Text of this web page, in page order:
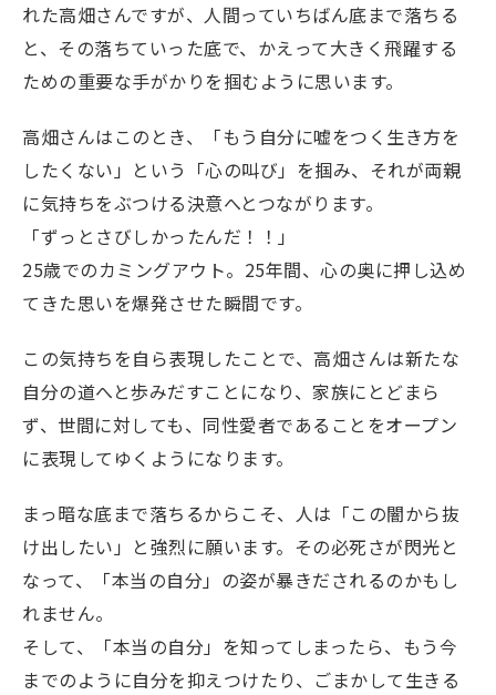
れた高畑さんですが、人間っていちばん底まで落ちる
と、その落ちていった底で、かえって大きく飛躍する
ための重要な手がかりを掴むように思います。
高畑さんはこのとき、「もう自分に嘘をつく生き方を
したくない」という「心の叫び」を掴み、それが両親
に気持ちをぶつける決意へとつながります。
「ずっとさびしかったんだ！！」
25歳でのカミングアウト。25年間、心の奥に押し込め
てきた思いを爆発させた瞬間です。
この気持ちを自ら表現したことで、高畑さんは新たな
自分の道へと歩みだすことになり、家族にとどまら
ず、世間に対しても、同性愛者であることをオープン
に表現してゆくようになります。
まっ暗な底まで落ちるからこそ、人は「この闇から抜
け出したい」と強烈に願います。その必死さが閃光と
なって、「本当の自分」の姿が暴きだされるのかもし
れません。
そして、「本当の自分」を知ってしまったら、もう今
までのように自分を抑えつけたり、ごまかして生きる